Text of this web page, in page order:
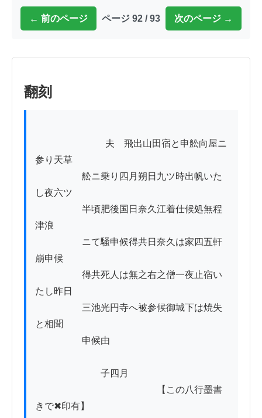
← 前のページ ページ 92 / 93 次のページ →
翻刻
参り天草
舩ニ乗り四月朔日九ツ時出帆いた
し夜六ツ
半頃肥後国日奈久江着仕候処無程
津浪
ニて騒申候得共日奈久は家四五軒
崩申候
得共死人は無之右之僧一夜止宿い
たし昨日
三池光円寺へ被参候御城下は焼失
と相聞
申候由
子四月
【この八行墨書
きで✖印有】